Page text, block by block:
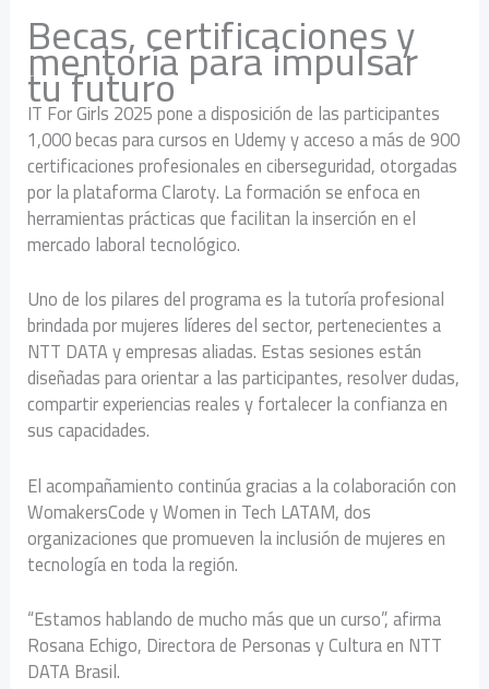
Becas, certificaciones y
mentoría para impulsar
tu futuro
IT For Girls 2025 pone a disposición de las participantes
1,000 becas para cursos en Udemy y acceso a más de 900
certificaciones profesionales en ciberseguridad, otorgadas
por la plataforma Claroty. La formación se enfoca en
herramientas prácticas que facilitan la inserción en el
mercado laboral tecnológico.
Uno de los pilares del programa es la tutoría profesional
brindada por mujeres líderes del sector, pertenecientes a
NTT DATA y empresas aliadas. Estas sesiones están
diseñadas para orientar a las participantes, resolver dudas,
compartir experiencias reales y fortalecer la confianza en
sus capacidades.
El acompañamiento continúa gracias a la colaboración con
WomakersCode y Women in Tech LATAM, dos
organizaciones que promueven la inclusión de mujeres en
tecnología en toda la región.
“Estamos hablando de mucho más que un curso”, afirma
Rosana Echigo, Directora de Personas y Cultura en NTT
DATA Brasil.